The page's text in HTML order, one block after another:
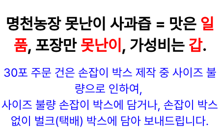
명천농장 못난이 사과즙 = 맛은 일
품, 포장만 못난이 , 가성비는 갑.
30포 주문 건은 손잡이 박스 제작 중 사이즈 불
량으로 인하여,
사이즈 불량 손잡이 박스에 담거나, 손잡이 박스
없이 벌크(택배) 박스에 담아 보내드립니다.